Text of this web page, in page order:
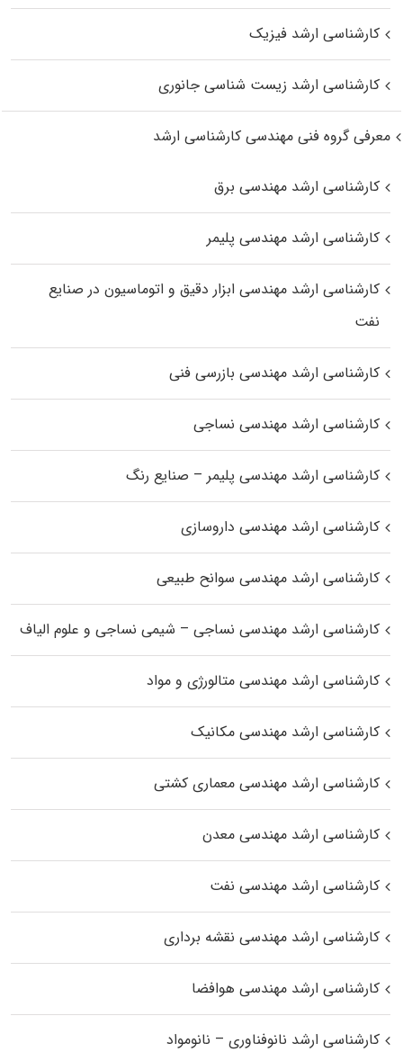
کارشناسی ارشد فیزیک
کارشناسی ارشد زیست‌ شناسی جانوری
معرفی گروه فنی مهندسی کارشناسی ارشد
کارشناسی ارشد مهندسی برق
کارشناسی ارشد مهندسی پلیمر
کارشناسی ارشد مهندسی ابزار دقیق و اتوماسیون در صنایع
نفت
کارشناسی ارشد مهندسی بازرسی فنی
کارشناسی ارشد مهندسی نساجی
کارشناسی ارشد مهندسی پلیمر – صنایع رنگ
کارشناسی ارشد مهندسی داروسازی
کارشناسی ارشد مهندسی سوانح طبیعی
کارشناسی ارشد مهندسی نساجی – شیمی نساجی و علوم الیاف
کارشناسی ارشد مهندسی متالورژی و مواد
کارشناسی ارشد مهندسی مکانیک
کارشناسی ارشد مهندسی معماری کشتی
کارشناسی ارشد مهندسی معدن
کارشناسی ارشد مهندسی نفت
کارشناسی ارشد مهندسی نقشه برداری
کارشناسی ارشد مهندسی هوافضا
کارشناسی ارشد نانوفناوری – نانومواد